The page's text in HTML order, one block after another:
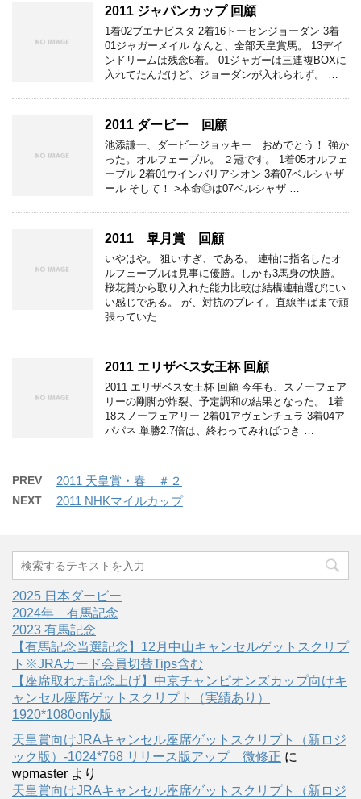
2011 ジャパンカップ 回顧
1着02ブエナビスタ 2着16トーセンジョーダン 3着
01ジャガーメイル なんと、全部天皇賞馬。 13デイ
ンドリームは残念6着。 01ジャガーは三連複BOXに
入れてたんだけど、ジョーダンが入れられず。 …
2011 ダービー 回顧
池添謙一、ダービージョッキー おめでとう！ 強か
った。オルフェーブル。 ２冠です。 1着05オルフェ
ーブル 2着01ウインバリアシオン 3着07ベルシャザ
ール そして！ >本命◎は07ベルシャザ …
2011 皐月賞 回顧
いやはや。 狙いすぎ、である。 連軸に指名したオ
ルフェーブルは見事に優勝。しかも3馬身の快勝。
桜花賞から取り入れた能力比較は結構連軸選びにい
い感じである。 が、対抗のプレイ。直線半ばまで頑
張っていた …
2011 エリザベス女王杯 回顧
2011 エリザベス女王杯 回顧 今年も、スノーフェア
リーの剛脚が炸裂、予定調和の結果となった。 1着
18スノーフェアリー 2着01アヴェンチュラ 3着04ア
パパネ 単勝2.7倍は、終わってみればつき …
PREV 2011 天皇賞・春 ＃２
NEXT 2011 NHKマイルカップ
2025 日本ダービー
2024年 有馬記念
2023 有馬記念
【有馬記念当選記念】12月中山キャンセルゲットスクリプ
ト※JRAカード会員切替Tips含む
【座席取れた記念上げ】中京チャンピオンズカップ向けキ
ャンセル座席ゲットスクリプト（実績あり）
1920*1080only版
天皇賞向けJRAキャンセル座席ゲットスクリプト（新ロジ
ック版）-1024*768 リリース版アップ 微修正 に
wpmaster より
天皇賞向けJRAキャンセル座席ゲットスクリプト（新ロジ